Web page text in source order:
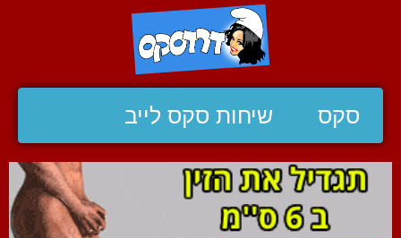
סקס שיחות סקס לייב